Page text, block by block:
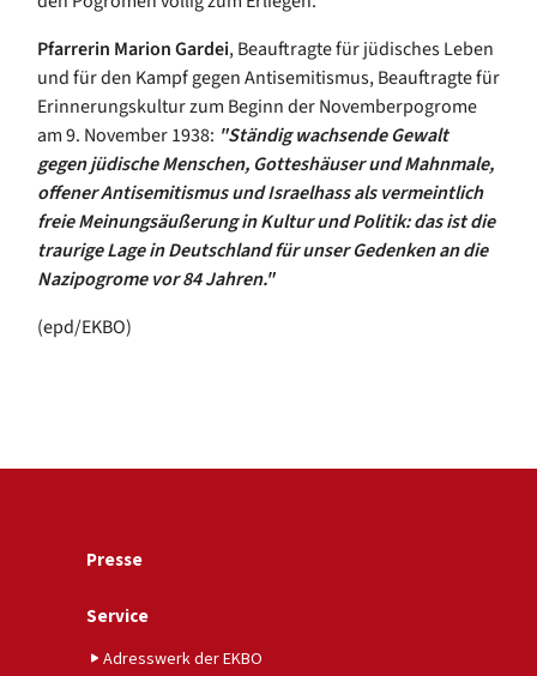
Pfarrerin Marion Gardei, Beauftragte für jüdisches Leben
und für den Kampf gegen Antisemitismus, Beauftragte für
Erinnerungskultur zum Beginn der Novemberpogrome
am 9. November 1938: "Ständig wachsende Gewalt
gegen jüdische Menschen, Gotteshäuser und Mahnmale,
offener Antisemitismus und Israelhass als vermeintlich
freie Meinungsäußerung in Kultur und Politik: das ist die
traurige Lage in Deutschland für unser Gedenken an die
Nazipogrome vor 84 Jahren."
(epd/EKBO)
Presse
Service
Adresswerk der EKBO